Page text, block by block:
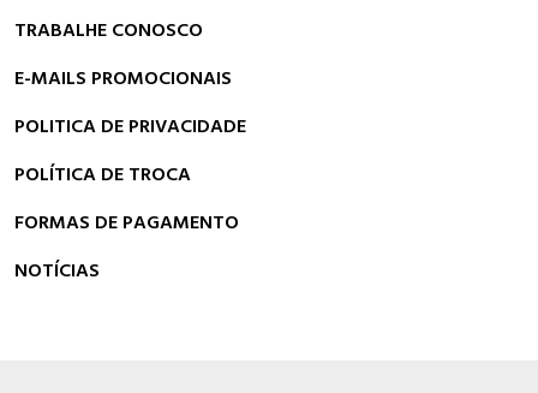
TRABALHE CONOSCO
E-MAILS PROMOCIONAIS
POLITICA DE PRIVACIDADE
POLÍTICA DE TROCA
FORMAS DE PAGAMENTO
NOTÍCIAS